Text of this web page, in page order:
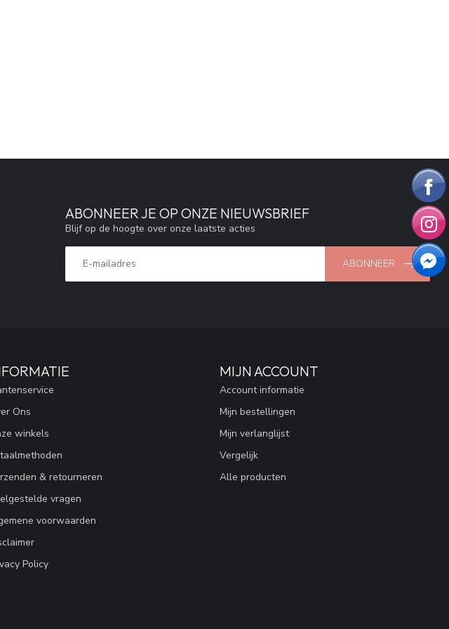
ABONNEER JE OP ONZE NIEUWSBRIEF
Blijf op de hoogte over onze laatste acties
ABONNEER
Ons
winkels
& retourneren
vragen
voorwaarden
Policy
MIJN ACCOUNT
Account informatie
Mijn bestellingen
Mijn verlanglijst
Vergelijk
Alle producten